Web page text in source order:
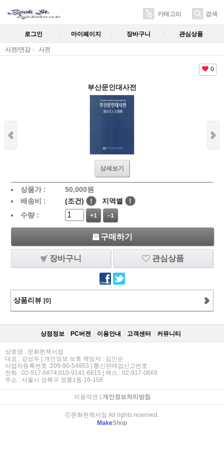
카테고리 검색
로그인 마이페이지 장바구니 관심상품
사전/연감 사전
0
부산문인대사전
상세보기
상품가 : 50,000원
배송비 :
(조건) ! 지역별
!
수량 :
+1 -1
구매하기
장바구니 관심상품
상품리뷰 [0]
상점정보 PC버젼 이용안내 고객센터 커뮤니티
상호명 : 문화헌책서점
대표 : 강성두 | 개인정보 보호 책임자 : 김인순
사업자등록번호 :209-90-54953 | 통신판매업신고번호 :
전화 : 02-917-6874,010-9141-6615 | 팩스 : 02-917-0669
주소 : 서울시 성북구 정릉1동 16-158
이용약관| 개인정보처리방침
ⓒ문화헌책서점 All rights reserved.
MakeShop